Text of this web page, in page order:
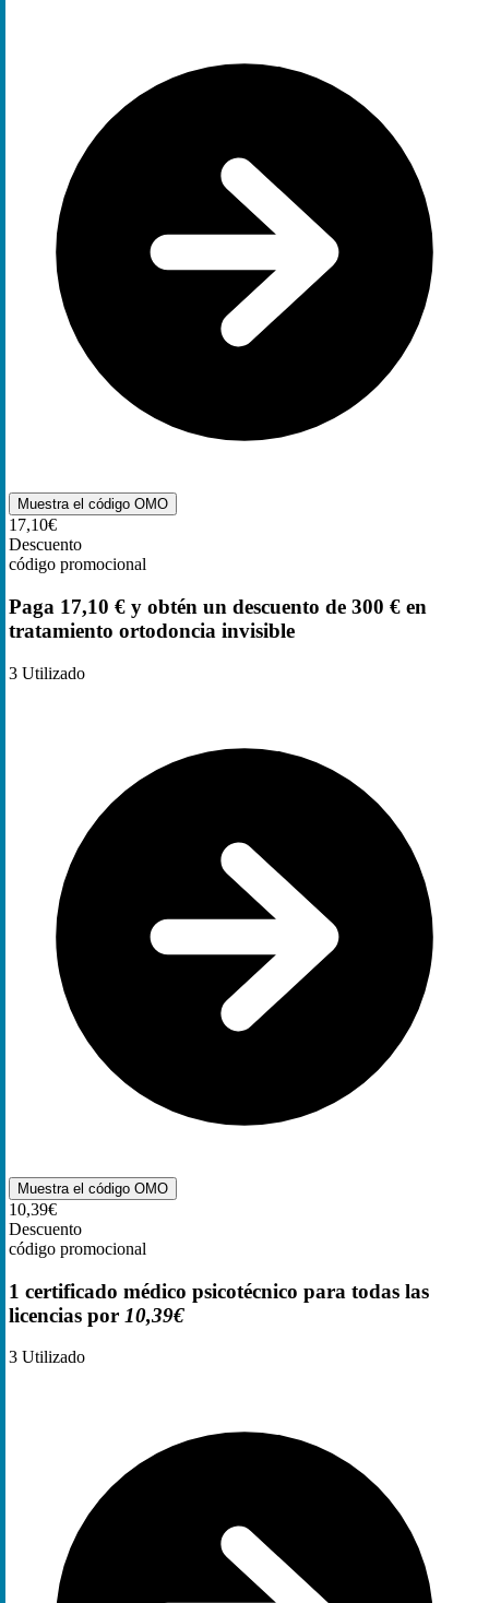
Muestra el código OMO
17,10€
Descuento
código promocional
Paga 17,10 € y obtén un descuento de 300 € en
tratamiento ortodoncia invisible
3 Utilizado
Muestra el código OMO
10,39€
Descuento
código promocional
1 certificado médico psicotécnico para todas las
licencias por 10,39€
3 Utilizado